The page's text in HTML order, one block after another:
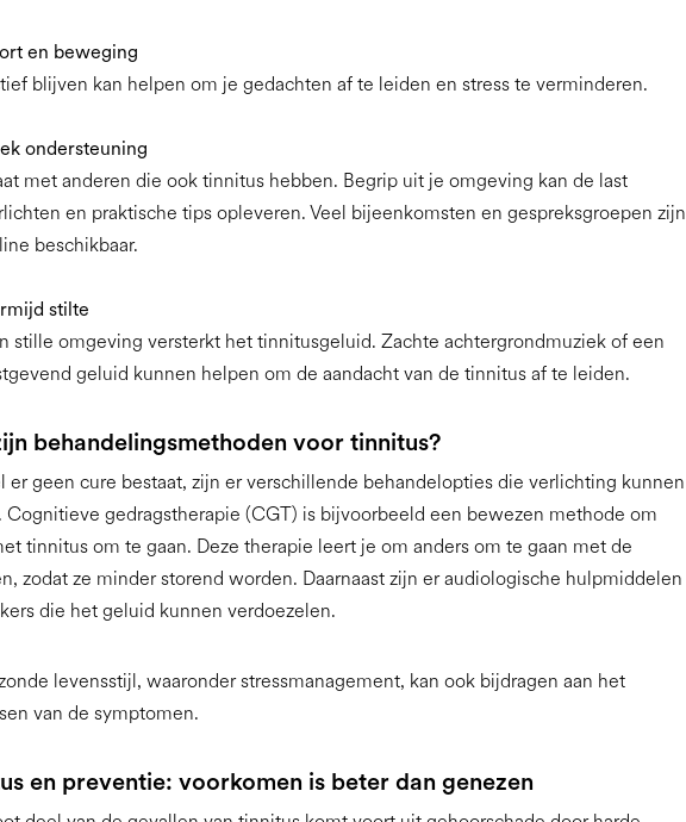
en beweging
blijven kan helpen om je gedachten af te leiden en stress te verminderen.
ondersteuning
met anderen die ook tinnitus hebben. Begrip uit je omgeving kan de last
en praktische tips opleveren. Veel bijeenkomsten en gespreksgroepen zijn
beschikbaar.
stilte
stille omgeving versterkt het tinnitusgeluid. Zachte achtergrondmuziek of een
geluid kunnen helpen om de aandacht van de tinnitus af te leiden.
behandelingsmethoden voor tinnitus?
er geen cure bestaat, zijn er verschillende behandelopties die verlichting kunnen
Cognitieve gedragstherapie (CGT) is bijvoorbeeld een bewezen methode om
tinnitus om te gaan. Deze therapie leert je om anders om te gaan met de
zodat ze minder storend worden. Daarnaast zijn er audiologische hulpmiddelen
die het geluid kunnen verdoezelen.
levensstijl, waaronder stressmanagement, kan ook bijdragen aan het
van de symptomen.
en preventie: voorkomen is beter dan genezen